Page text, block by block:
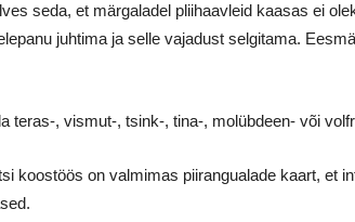
seda, et märgaladel pliihaavleid kaasas ei
juhtima ja selle vajadust selgitama.
teras-, vismut-, tsink-, tina-, molübdeen- või
koostöös on valmimas piirangualade kaart, et